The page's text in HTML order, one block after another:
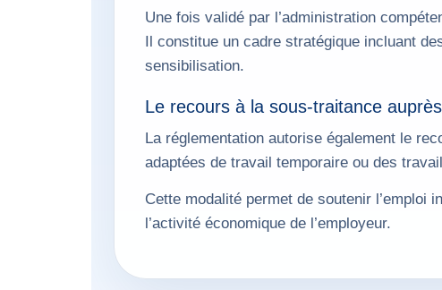
Une fois validé par l’administration
Il constitue un cadre stratégique incluant
sensibilisation.
Le recours à la sous-traitance
La réglementation autorise également le
adaptées de travail temporaire ou des
Cette modalité permet de soutenir l’emploi
l’activité économique de l’employeur.